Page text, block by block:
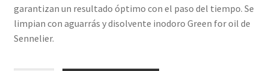
garantizan un resultado óptimo con el paso del tiempo. Se
limpian con aguarrás y disolvente inodoro Green for oil de
Sennelier.